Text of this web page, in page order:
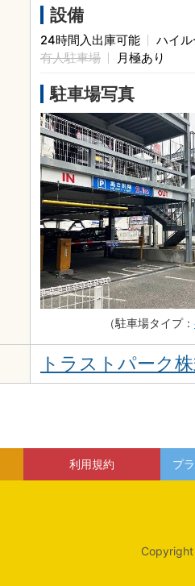
設備
24時間入出庫可能
ハイ
有人駐車場
月極あり
駐車場写真
（駐車場タイプ：
トラストパーク
利用規約 プ